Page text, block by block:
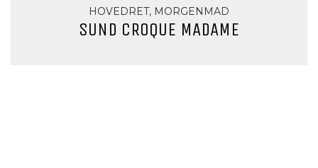
HOVEDRET, MORGENMAD
SUND CROQUE MADAME